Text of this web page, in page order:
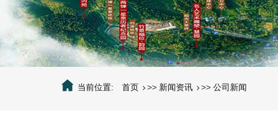
当前位置: 首页 >> 新闻资讯 >>公司新闻